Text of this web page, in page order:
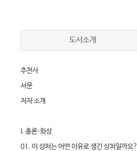
도서소개
추천사
서문
저자 소개
I. 총론·화상
01. 이 상처는 어떤 이유로 생긴 상처일까요?